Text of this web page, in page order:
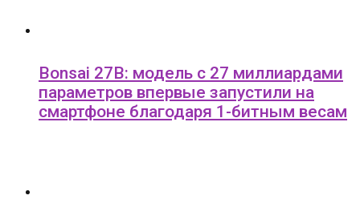
Bonsai 27B: модель с 27 миллиардами
параметров впервые запустили на
смартфоне благодаря 1-битным весам